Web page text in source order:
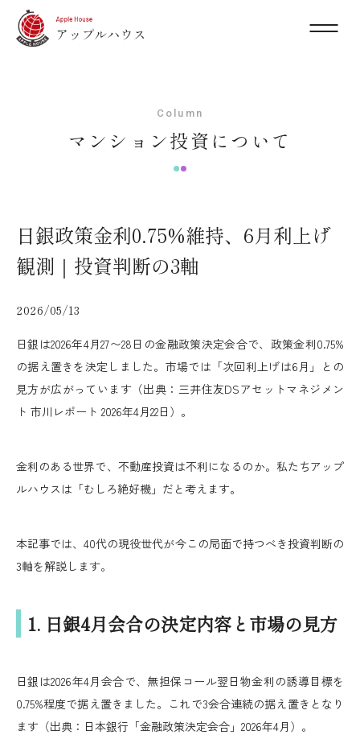
Column
マンション投資について
日銀政策金利0.75%維持、6月利上げ
観測｜投資判断の3軸
2026/05/13
日銀は2026年4月27〜28日の金融政策決定会合で、政策金利0.75%
の据え置きを決定しました。市場では「次回利上げは6月」との
見方が広がっています（出典：三井住友DSアセットマネジメン
ト 市川レポート 2026年4月22日）。
金利のある世界で、不動産投資は不利になるのか。私たちアップ
ルハウスは「むしろ絶好機」だと考えます。
本記事では、40代の現役世代が今この局面で持つべき投資判断の
3軸を解説します。
1. 日銀4月会合の決定内容と市場の見方
日銀は2026年4月会合で、無担保コール翌日物金利の誘導目標を
0.75%程度で据え置きました。これで3会合連続の据え置きとなり
ます（出典：日本銀行「金融政策決定会合」2026年4月）。